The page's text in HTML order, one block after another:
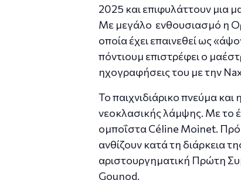
2025 και επιφυλάττουν μια
Με μεγάλο ενθουσιασμό η
οποία έχει επαινεθεί ως
πόντιουμ επιστρέφει ο
ηχογραφήσεις του με την
Το παιχνιδιάρικο πνεύμα
νεοκλασικής λάμψης. Με το
ομποΐστα Céline Moinet.
ανθίζουν κατά τη διάρκεια
αριστουργηματική Πρώτη
Gounod.